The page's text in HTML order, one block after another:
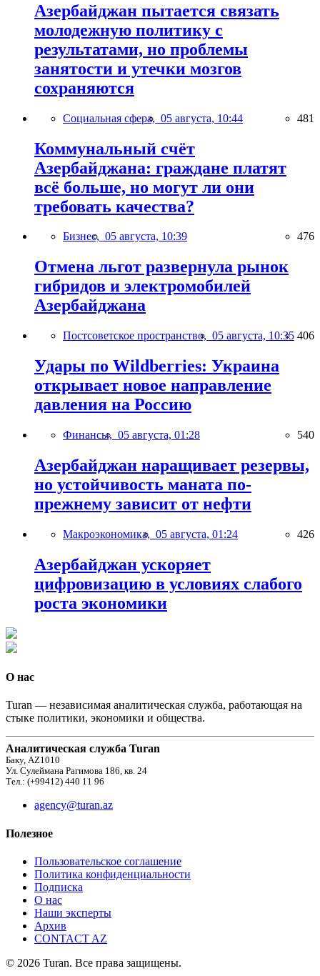
Азербайджан пытается связать
молодежную политику с
результатами, но проблемы
занятости и утечки мозгов
сохраняются
Социальная сфера, 05 августа, 10:44 481
Коммунальный счёт
Азербайджана: граждане платят
всё больше, но могут ли они
требовать качества?
Бизнес, 05 августа, 10:39 476
Отмена льгот развернула рынок
гибридов и электромобилей
Азербайджана
Постсоветское пространство, 05 августа, 10:35 406
Удары по Wildberries: Украина
открывает новое направление
давления на Россию
Финансы, 05 августа, 01:28 540
Азербайджан наращивает резервы,
но устойчивость маната по-
прежнему зависит от нефти
Макроэкономика, 05 августа, 01:24 426
Азербайджан ускоряет
цифровизацию в условиях слабого
роста экономики
О нас
Turan — независимая аналитическая служба, работающая на
стыке политики, экономики и общества.
Аналитическая служба Turan
Баку, AZ1010
Ул. Сулеймана Рагимова 186, кв. 24
Тел.: (+99412) 440 11 96
agency@turan.az
Полезное
Пользовательское соглашение
Политика конфиденциальности
Подписка
О нас
Наши эксперты
Архив
CONTACT AZ
© 2026 Turan. Все права защищены.